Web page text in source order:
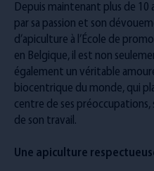
Depuis maintenant plus de 10
par sa passion et son
d’apiculture à l’École de
en Belgique, il est non
également un véritable
biocentrique du monde, qui
centre de ses
de son travail.
Une apiculture